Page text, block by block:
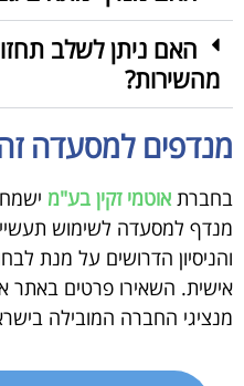
האם ניתן לשלב
מהשירות?
מנדפים למסעדה
בחברת אוטמי זקין בע"מ
מנדף למסעדה לשימוש
והניסיון הדרושים על מנת
אישית. השאירו פרטים
מנציגי החברה המובילה